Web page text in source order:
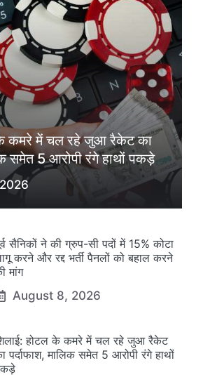
कमरे में चल रहे जुआ रैकेट का
समेत 5 आरोपी रंगे हाथों पकड़े
सैनिकों ने की ग्रुप-सी पदों में 15% कोटा
करने और रद्द भर्ती पैनलों को बहाल करने
मांग
August 8, 2026
होटल के कमरे में चल रहे जुआ रैकेट
पर्दाफाश, मालिक समेत 5 आरोपी रंगे हाथों